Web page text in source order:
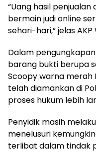
“Uang hasil
bermain judi online
sehari-hari,” jelas
Dalam
barang bukti berupa
Scoopy warna merah
telah diamankan di
proses hukum lebih
Penyidik masih
menelusuri
terlibat dalam tindak